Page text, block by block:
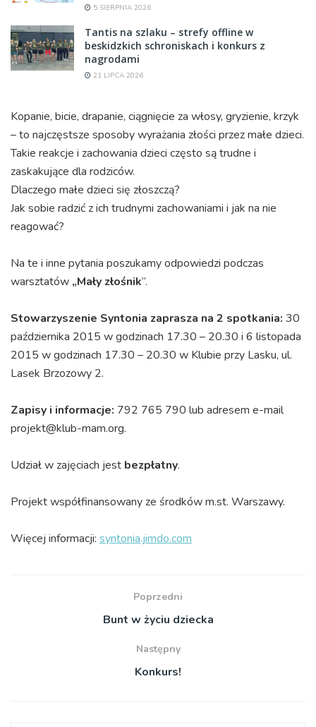
5 SIERPNIA 2026
Tantis na szlaku – strefy offline w
beskidzkich schroniskach i konkurs z
nagrodami
21 LIPCA 2026
Kopanie, bicie, drapanie, ciągnięcie za włosy, gryzienie, krzyk
– to najczęstsze sposoby wyrażania złości przez małe dzieci.
Takie reakcje i zachowania dzieci często są trudne i
zaskakujące dla rodziców.
Dlaczego małe dzieci się złoszczą?
Jak sobie radzić z ich trudnymi zachowaniami i jak na nie
reagować?
Na te i inne pytania poszukamy odpowiedzi podczas
warsztatów „Mały złośnik”.
Stowarzyszenie Syntonia zaprasza na 2 spotkania: 30
października 2015 w godzinach 17.30 – 20.30 i 6 listopada
2015 w godzinach 17.30 – 20.30 w Klubie przy Lasku, ul.
Lasek Brzozowy 2.
Zapisy i informacje: 792 765 790 lub adresem e-mail
projekt@klub-mam.org.
Udział w zajęciach jest bezpłatny.
Projekt współfinansowany ze środków m.st. Warszawy.
Więcej informacji: syntonia.jimdo.com
Poprzedni
Bunt w życiu dziecka
Następny
Konkurs!